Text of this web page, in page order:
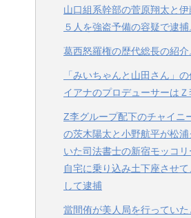
山口組系幹部の菅原翔太と
５人を強盗予備の容疑で逮捕
葛西怒羅権の歴代総長の紹介
「みいちゃんと山田さん」
イアナのプロデューサーはＺ
Z李グループ配下のチャイニ
の茨木陽太と小野航平が松
いた司法書士の新宿モッコ
自宅に乗り込み土下座させ
して逮捕
當間侑が美人局を行っていた